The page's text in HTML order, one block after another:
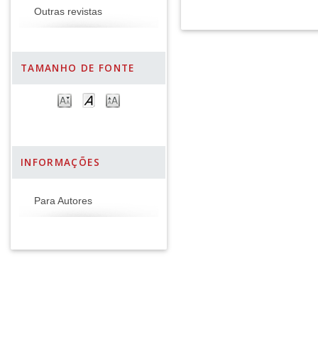
Outras revistas
TAMANHO DE FONTE
INFORMAÇÕES
Para Autores